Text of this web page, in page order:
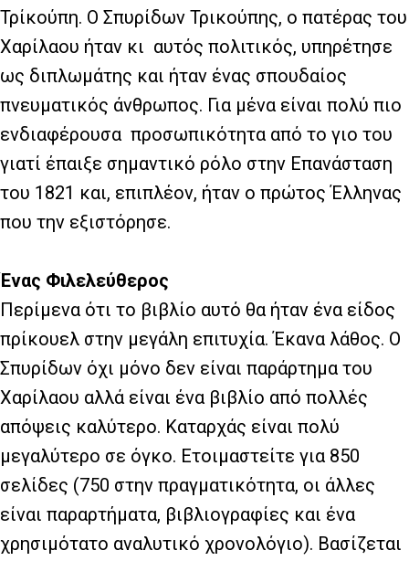
Τρίκούπη. Ο Σπυρίδων Τρικούπης, ο πατέρας του
Χαρίλαου ήταν κι αυτός πολιτικός, υπηρέτησε
ως διπλωμάτης και ήταν ένας σπουδαίος
πνευματικός άνθρωπος. Για μένα είναι πολύ πιο
ενδιαφέρουσα προσωπικότητα από το γιο του
γιατί έπαιξε σημαντικό ρόλο στην Επανάσταση
του 1821 και, επιπλέον, ήταν ο πρώτος Έλληνας
που την εξιστόρησε.
Ένας Φιλελεύθερος
Περίμενα ότι το βιβλίο αυτό θα ήταν ένα είδος
πρίκουελ στην μεγάλη επιτυχία. Έκανα λάθος. Ο
Σπυρίδων όχι μόνο δεν είναι παράρτημα του
Χαρίλαου αλλά είναι ένα βιβλίο από πολλές
απόψεις καλύτερο. Καταρχάς είναι πολύ
μεγαλύτερο σε όγκο. Ετοιμαστείτε για 850
σελίδες (750 στην πραγματικότητα, οι άλλες
είναι παραρτήματα, βιβλιογραφίες και ένα
χρησιμότατο αναλυτικό χρονολόγιο). Βασίζεται